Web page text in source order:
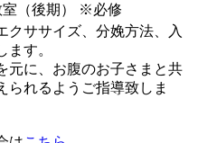
（後期） ※必修
クササイズ、分娩方法、入
ます。
元に、お腹のお子さまと共
られるようご指導致しま